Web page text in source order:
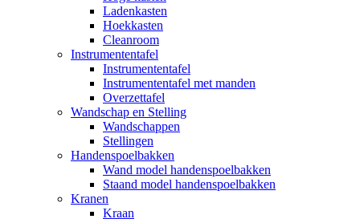
Ladenkasten
Hoekkasten
Cleanroom
Instrumententafel
Instrumententafel
Instrumententafel met manden
Overzettafel
Wandschap en Stelling
Wandschappen
Stellingen
Handenspoelbakken
Wand model handenspoelbakken
Staand model handenspoelbakken
Kranen
Kraan